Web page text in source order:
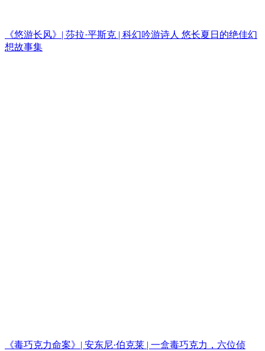
《悠游长风》| 莎拉·平斯克 | 科幻吟游诗人 悠长夏日的绝佳幻
想故事集
《毒巧克力命案》| 安东尼·伯克莱 | 一盒毒巧克力，六位侦